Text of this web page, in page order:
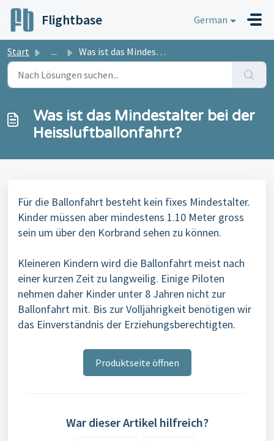
Zum hauptsächlichen Inhalt gehen
Flightbase German
Start ... Was ist das Mindestalter bei der Heissluftballonfahrt?
Was ist das Mindestalter bei der
Heissluftballonfahrt?
Für die Ballonfahrt besteht kein fixes Mindestalter.
Kinder müssen aber mindestens 1.10 Meter gross
sein um über den Korbrand sehen zu können.
Kleineren Kindern wird die Ballonfahrt meist nach
einer kurzen Zeit zu langweilig. Einige Piloten
nehmen daher Kinder unter 8 Jahren nicht zur
Ballonfahrt mit. Bis zur Volljährigkeit benötigen wir
das Einverständnis der Erziehungsberechtigten.
Produktseite öffnen
War dieser Artikel hilfreich?